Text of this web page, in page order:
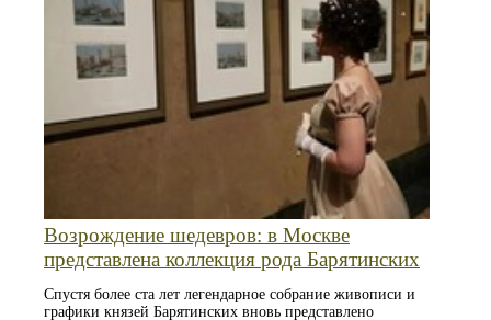
Возрождение шедевров: в Москве
представлена коллекция рода Барятинских
Спустя более ста лет легендарное собрание живописи и
графики князей Барятинских вновь представлено